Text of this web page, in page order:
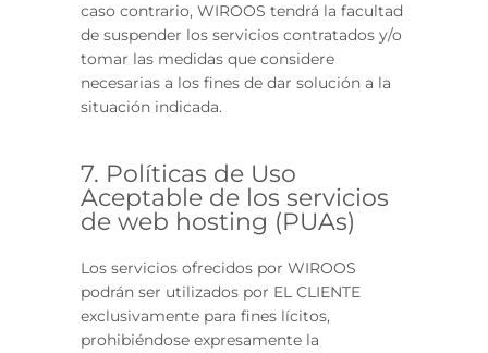
caso contrario, WIROOS tendrá la facultad
de suspender los servicios contratados y/o
tomar las medidas que considere
necesarias a los fines de dar solución a la
situación indicada.
7. Políticas de Uso
Aceptable de los servicios
de web hosting (PUAs)
Los servicios ofrecidos por WIROOS
podrán ser utilizados por EL CLIENTE
exclusivamente para fines lícitos,
prohibiéndose expresamente la